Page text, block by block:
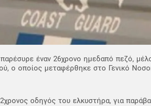
έναν 26χρονο ημεδαπό πεζό,
ο οποίος μεταφέρθηκε στο Γενικό
οδηγός του ελκυστήρα, για